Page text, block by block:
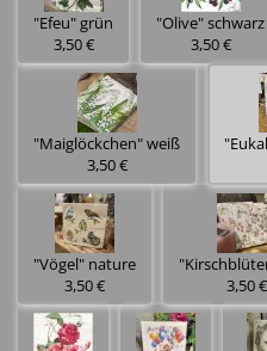
"Efeu" grün
3,50 €
"Olive" schwarz
3,50 €
"Maiglöckchen" weiß
3,50 €
"Vögel" nature
3,50 €
3,50 €